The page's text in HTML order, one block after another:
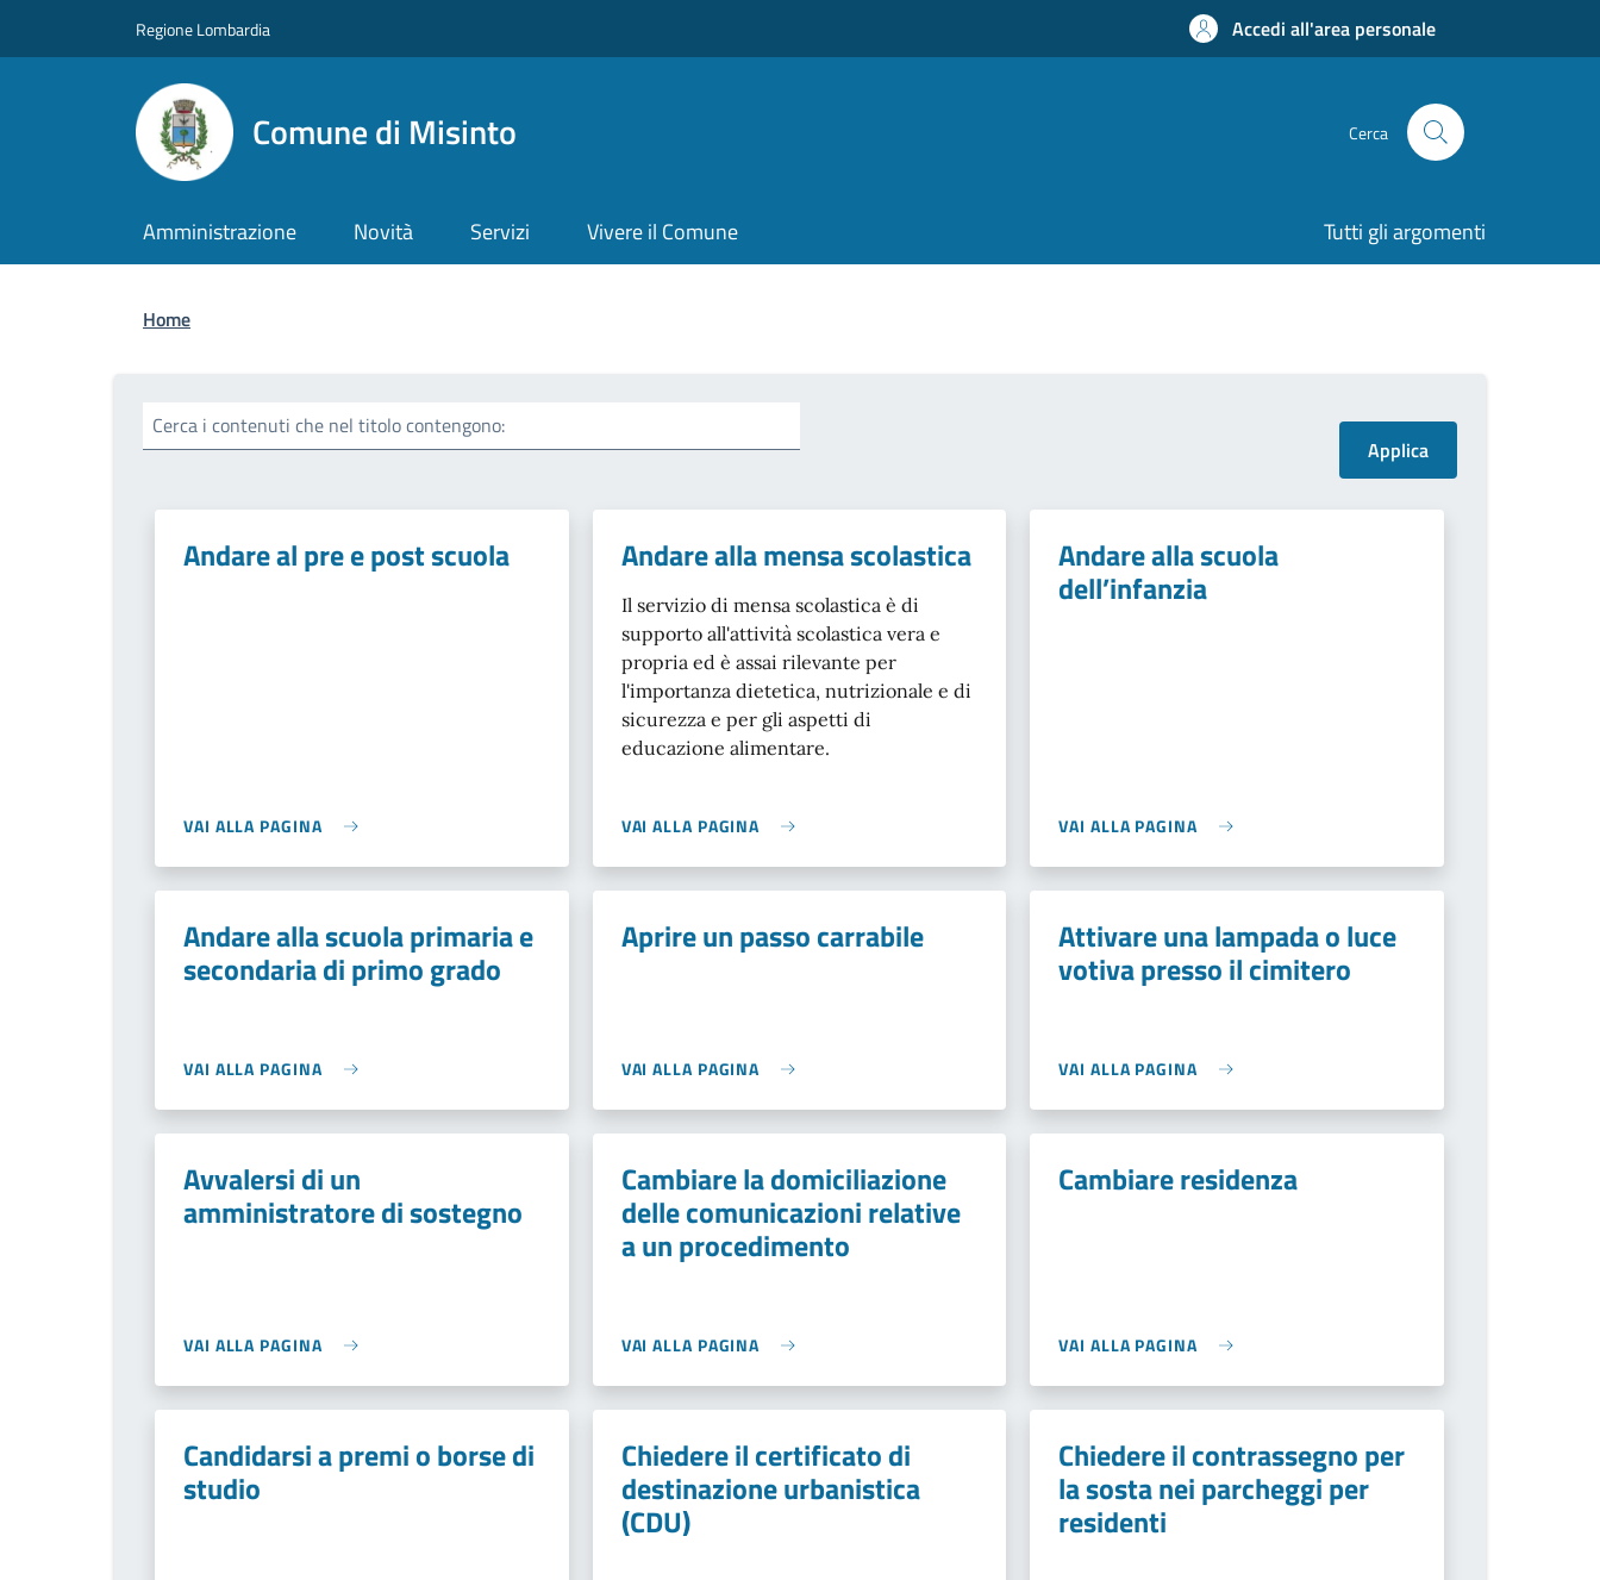
Regione Lombardia Accedi all'area personale
Comune di Misinto Cerca
Amministrazione Novità Servizi Vivere il Comune Tutti gli argomenti
Briciole di pane
Home
Cerca i contenuti che nel titolo contengono:
Andare al pre e post scuola
VAI ALLA PAGINA
Andare alla mensa scolastica
Il servizio di mensa scolastica è di
supporto all'attività scolastica vera e
propria ed è assai rilevante per
l'importanza dietetica, nutrizionale e di
sicurezza e per gli aspetti di
educazione alimentare.
VAI ALLA PAGINA
Andare alla scuola
dell’infanzia
VAI ALLA PAGINA
Andare alla scuola primaria e
secondaria di primo grado
VAI ALLA PAGINA
Aprire un passo carrabile
VAI ALLA PAGINA
Attivare una lampada o luce
votiva presso il cimitero
VAI ALLA PAGINA
Avvalersi di un
amministratore di sostegno
VAI ALLA PAGINA
Cambiare la domiciliazione
delle comunicazioni relative
a un procedimento
VAI ALLA PAGINA
Cambiare residenza
VAI ALLA PAGINA
Candidarsi a premi o borse di
studio
Chiedere il certificato di
destinazione urbanistica
(CDU)
Chiedere il contrassegno per
la sosta nei parcheggi per
residenti